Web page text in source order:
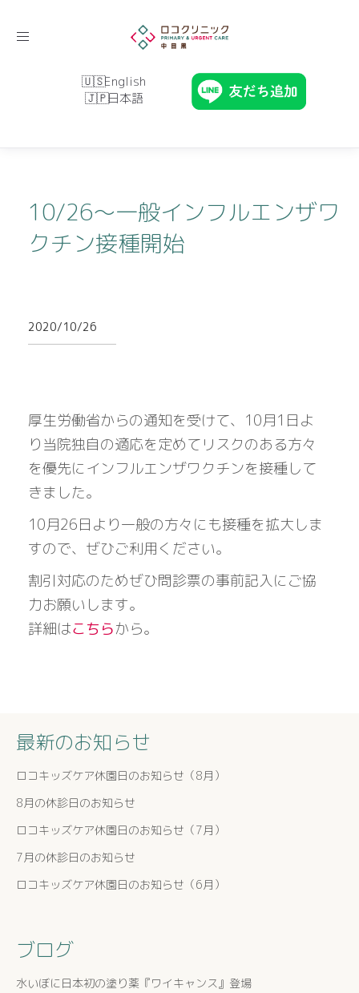
Toggle
English
日本語
10/26〜一般インフルエンザワ
クチン接種開始
2020/10/26
厚生労働省からの通知を受けて、10月1日よ
り当院独自の適応を定めてリスクのある方々
を優先にインフルエンザワクチンを接種して
きました。
10月26日より一般の方々にも接種を拡大しま
すので、ぜひご利用ください。
割引対応のためぜひ問診票の事前記入にご協
力お願いします。
詳細はこちらから。
最新のお知らせ
ロコキッズケア休園日のお知らせ（8月）
8月の休診日のお知らせ
ロコキッズケア休園日のお知らせ（7月）
7月の休診日のお知らせ
ロコキッズケア休園日のお知らせ（6月）
ブログ
水いぼに日本初の塗り薬『ワイキャンス』登場